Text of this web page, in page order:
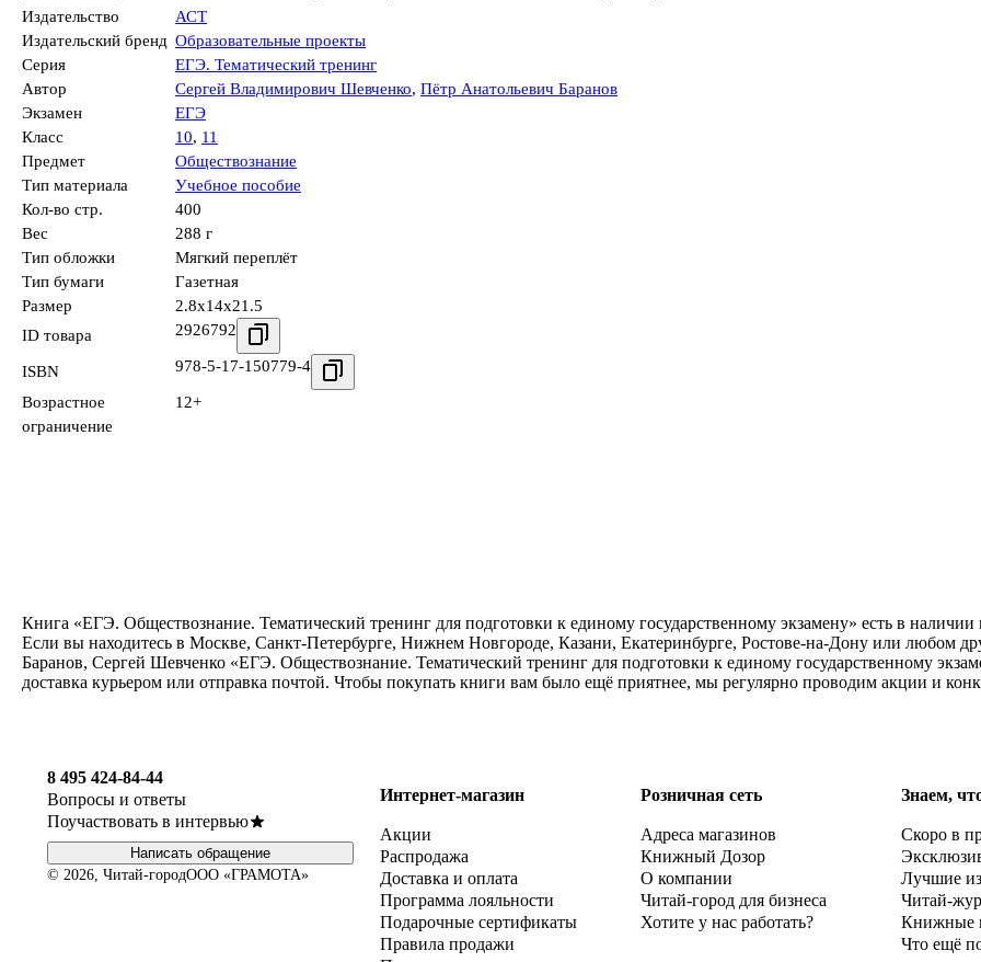
Издательство
АСТ
Издательский бренд Образовательные проекты
Серия
ЕГЭ. Тематический тренинг
Автор
Сергей Владимирович Шевченко, Пётр Анатольевич Баранов
Экзамен
ЕГЭ
Класс
10, 11
Предмет
Обществознание
Тип материала
Учебное пособие
Кол-во стр.
400
Вес
288 г
Тип обложки
Мягкий переплёт
Тип бумаги
Газетная
Размер
2.8x14x21.5
ID товара
2926792
ISBN 978-5-17-150779-4
Возрастное
ограничение
12+
Книга «ЕГЭ. Обществознание. Тематический тренинг для подготовки к единому государственному экзамену» есть в
Если вы находитесь в Москве, Санкт-Петербурге, Нижнем Новгороде, Казани, Екатеринбурге, Ростове-на-Дону или любом
Баранов, Сергей Шевченко «ЕГЭ. Обществознание. Тематический тренинг для подготовки к единому государственному
доставка курьером или отправка почтой. Чтобы покупать книги вам было ещё приятнее, мы регулярно проводим акции и
8 495 424-84-44
Вопросы и ответы
Поучаствовать в интервью
Написать обращение
© 2026, Читай-городООО «ГРАМОТА»
Интернет-магазин
Акции
Распродажа
Доставка и оплата
Программа лояльности
Подарочные сертификаты
Правила продажи
Розничная сеть
Адреса магазинов
Книжный Дозор
О компании
Читай-город для бизнеса
Хотите у нас работать?
Знаем,
Скоро в
Лучшие
Читай-
Книжные
Что ещё